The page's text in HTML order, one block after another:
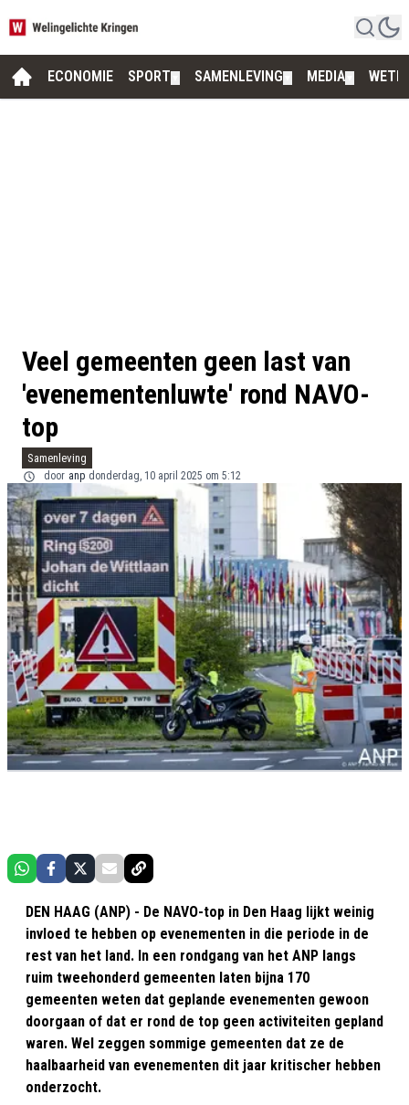
ECONOMIE SPORT SAMENLEVING MEDIA
Veel gemeenten geen last van
'evenementenluwte' rond NAVO-
top
Samenleving
door anp donderdag, 10 april 2025 om 5:12
DEN HAAG (ANP) - De NAVO-top in Den Haag lijkt weinig
invloed te hebben op evenementen in die periode in de
rest van het land. In een rondgang van het ANP langs
ruim tweehonderd gemeenten laten bijna 170
gemeenten weten dat geplande evenementen gewoon
doorgaan of dat er rond de top geen activiteiten gepland
waren. Wel zeggen sommige gemeenten dat ze de
haalbaarheid van evenementen dit jaar kritischer hebben
onderzocht.